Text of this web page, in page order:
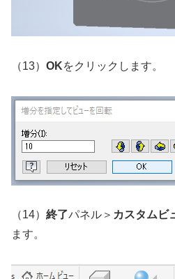
（13） OKをクリックします。
（14） 終了パネル＞ カスタムビ
ます。